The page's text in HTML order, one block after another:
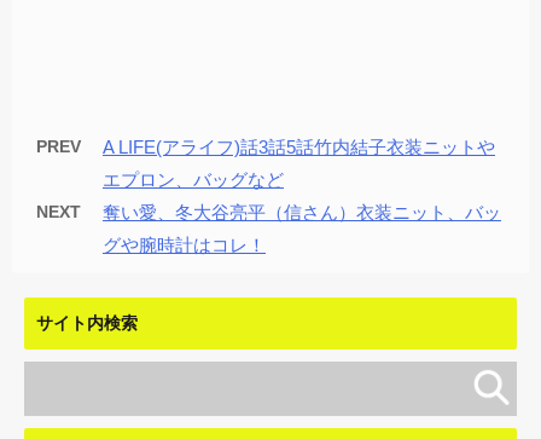
PREV
A LIFE(アライフ)話3話5話竹内結子衣装ニットや
エプロン、バッグなど
NEXT
奪い愛、冬大谷亮平（信さん）衣装ニット、バッ
グや腕時計はコレ！
サイト内検索